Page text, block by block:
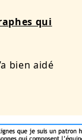
qui
bien aidé